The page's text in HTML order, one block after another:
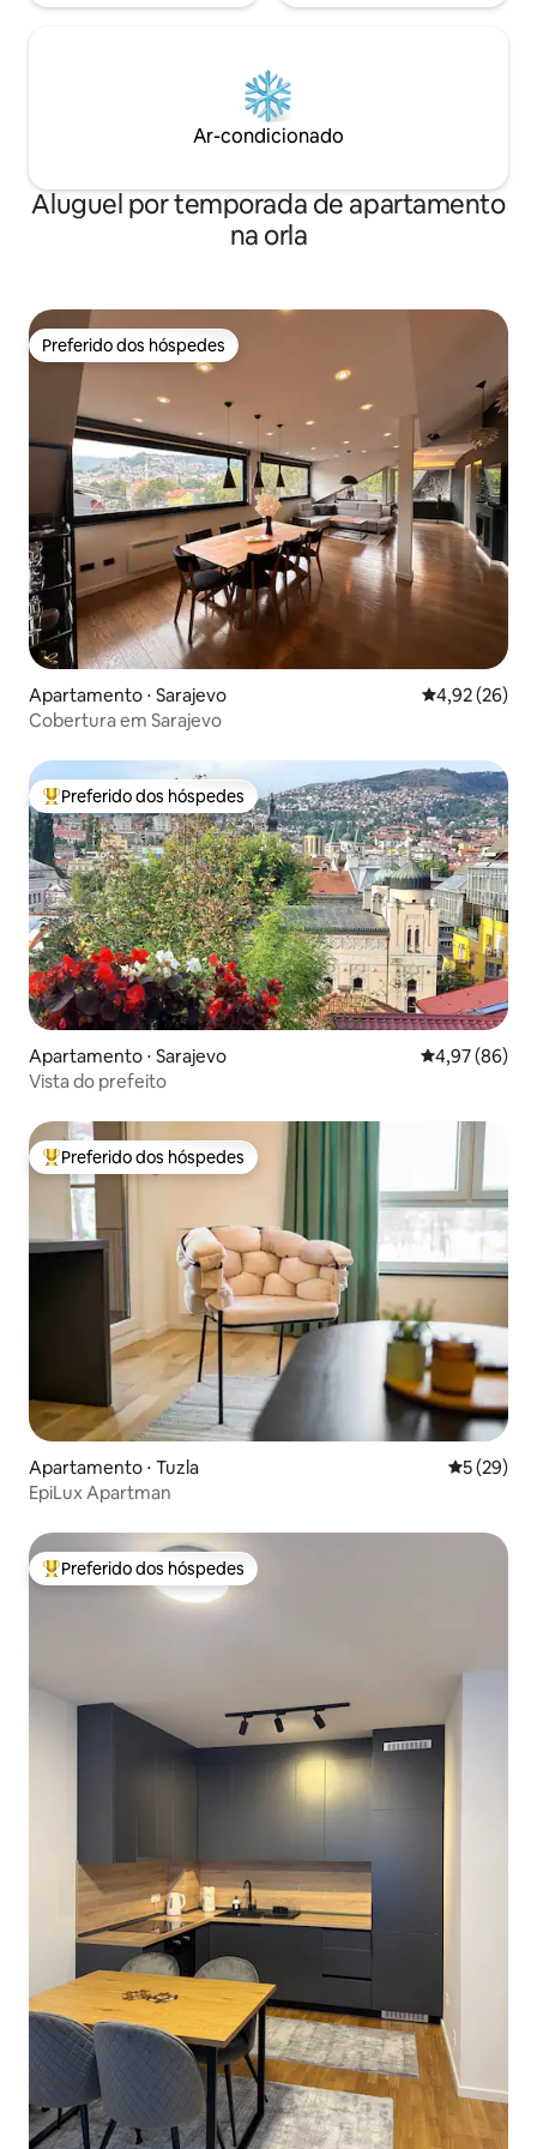
Ar-condicionado
Aluguel por temporada de apartamento
na orla
Preferido dos hóspedes
Preferido dos hóspedes
Apartamento ⋅ Sarajevo 4,92 de uma
4,92 (26)
Cobertura em Sarajevo
Entre os melhores preferidos dos hóspedes
Preferido dos hóspedes
Apartamento ⋅ Sarajevo 4,97 de uma
4,97 (86)
Vista do prefeito
Entre os melhores preferidos dos hóspedes
Preferido dos hóspedes
Apartamento ⋅ Tuzla 5 de uma
5 (29)
EpiLux Apartman
Entre os melhores preferidos dos hóspedes
Preferido dos hóspedes